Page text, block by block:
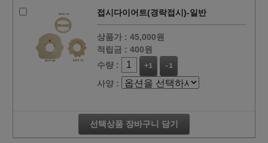
접시다이어트(경락접시)-일반
상품가 : 45,000원
적립금 : 400원
수량 :
+1 -1
사양 :
선택상품 장바구니 담기